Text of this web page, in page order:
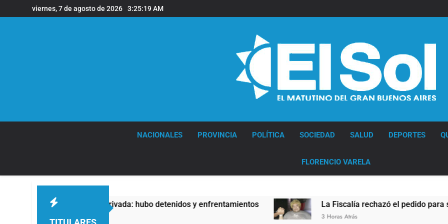
al
viernes, 7 de agosto de 2026 3:25:20 AM
NACIONALES PROVINCIA POLÍTICA SOCIEDAD SALUD DEPORTES
FLORENCIO VARELA
Privada: hubo detenidos y enfrentamientos La Fiscalía rechazó el pedido para suspender el juicio
3 Horas Atrás